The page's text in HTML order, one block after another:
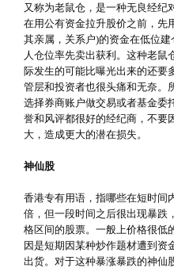
又称为老鼠仓，是一种无良经纪
在用公有资金拉升股价之前，先
其亲属，关系户)的资金在低位
人仓位率先卖出获利。这种老
际发生的可能比曝光出来的还要
管层和投资者也很头痛和无奈。
选择券商账户做交易或者基金委
誉和风评都很好的经纪商，不要
大，造成更大的潜在损失。
神仙股
香港专有用语，指哪些在短时间
倍，但一段时间之后很出现暴跌
格区间的股票。一般上价格很低
因是短期因某种炒作题材遭到资
出货。对于这种暴涨暴跌的神仙